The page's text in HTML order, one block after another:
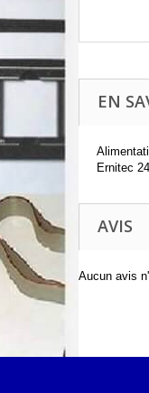
EN
Ernitec
AVIS
Aucun avis